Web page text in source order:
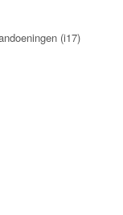
(i17)